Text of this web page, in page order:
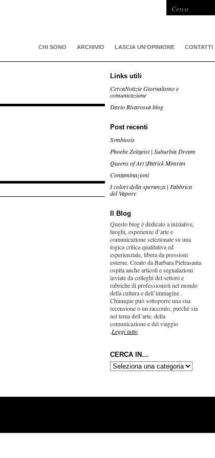
CHI SONO ARCHIVIO LASCIA UN’OPINIONE CONTATTI
Links utili
CercaNotizie Giornalismo e
comunicazione
Dario Rivarossa blog
Post recenti
Symbiosis
Phoebe Zeitgeist | Suburbia Dream
Queens of Art |Patrick Mimran
Contaminazioni
I colori della speranza | Fabbrica
del Vapore
Il Blog
Questo blog è dedicato a iniziative,
luoghi, esperienze d’arte e
comunicazione selezionate su una
logica critica qualitativa ed
esperienziale, libera da pressioni
esterne. Creato da Barbara Pietrasanta
ospita anche articoli e segnalazioni
inviate da colleghi del settore e
rubriche di professionisti nel mondo
della cultura e dell’immagine .
Chiunque può sottoporre una sua
recensione o un racconto, purchè sia
nel tema dell’arte, della
comunicazione e del viaggio
.Leggi tutto
CERCA IN…
CERCA
IN…